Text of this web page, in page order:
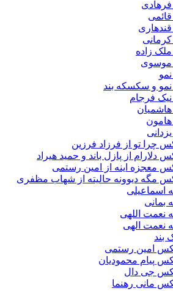
سکسکه بند
تو از فرزاد فرزین
از پازل باند و حمید هیراد
اینه از امین رستمی
دیوونه حالیته از شهاب مظفری
اللهی
الهی
رستمی
محمودیان
دال
رهنما